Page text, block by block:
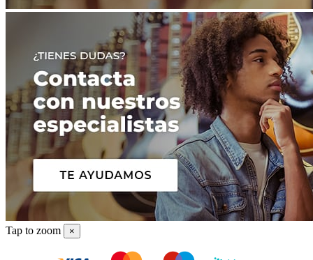
Tap to zoom ×